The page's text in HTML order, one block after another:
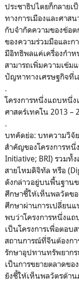
ประชาธิปไตยก็กลายเ
ทางการเมืองและศาส
กับจำกัดความของข้อ
ของความร่วมมือและก
มีอิทธิพลแค่เครื่องกำห
สามารถเพิ่มความเข้ม
ปัญหาทางเศรษฐกิจที่
.
โครงการหนึ่งแถบหนึ่
ศาสตร์เทคโน 2013 –
.
บทคัดย่อ: บทความวิจั
สำคัญของโครงการหนึ่
Initiative; BRI) รวมทั้
สายไหมดิจิทัล หรือ
ดังกล่าวอยู่บนพื้นฐานข
ศึกษาชี้ให้เห็นพลวัตข
ศึกษาผ่านการเปลี่ยน
พบว่าโครงการหนึ่งแ
เป็นโครงการเพื่อตอบ
สถานการณ์ที่จีนต้องก
รักษาอุปทานทรัพยากร
เป็นการขยายตลาดขอ
ยังชี้ให้เห็นพลวัตรด้า